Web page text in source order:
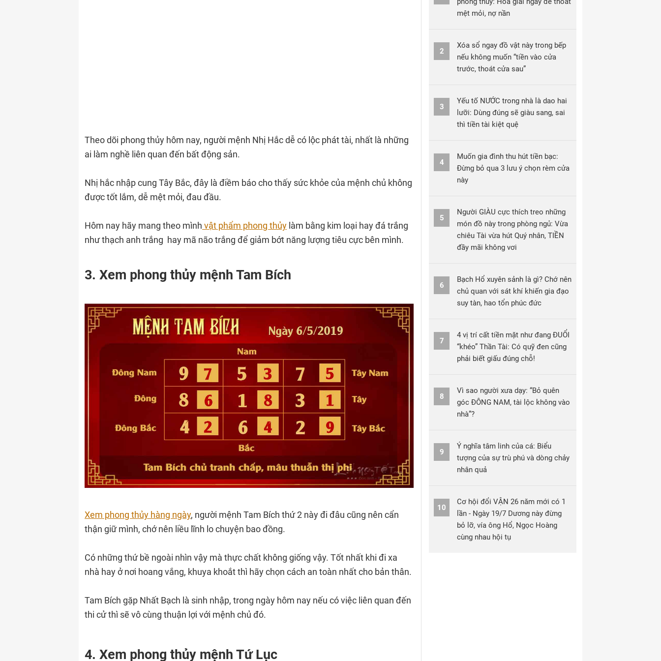
Theo dõi phong thủy hôm nay, người mệnh Nhị Hắc dễ có lộc phát tài, nhất là những
ai làm nghề liên quan đến bất động sản.
Nhị hắc nhập cung Tây Bắc, đây là điềm báo cho thấy sức khỏe của mệnh chủ không
được tốt lắm, dễ mệt mỏi, đau đầu.
Hôm nay hãy mang theo mình vật phẩm phong thủy làm bằng kim loại hay đá trắng
như thạch anh trắng hay mã não trắng để giảm bớt năng lượng tiêu cực bên mình.
3. Xem phong thủy mệnh Tam Bích
Xem phong thủy hàng ngày, người mệnh Tam Bích thứ 2 này đi đâu cũng nên cẩn
thận giữ mình, chớ nên liều lĩnh lo chuyện bao đồng.
Có những thứ bề ngoài nhìn vậy mà thực chất không giống vậy. Tốt nhất khi đi xa
nhà hay ở nơi hoang vắng, khuya khoắt thì hãy chọn cách an toàn nhất cho bản thân.
Tam Bích gặp Nhất Bạch là sinh nhập, trong ngày hôm nay nếu có việc liên quan đến
thi cử thì sẽ vô cùng thuận lợi với mệnh chủ đó.
4. Xem phong thủy mệnh Tứ Lục
mệt mỏi, nợ nần
2
Xóa sổ ngay đồ vật này trong bếp
nếu không muốn “tiền vào cửa
trước, thoát cửa sau”
3
Yếu tố NƯỚC trong nhà là dao hai
lưỡi: Dùng đúng sẽ giàu sang, sai
thì tiền tài kiệt quệ
4
Muốn gia đình thu hút tiền bạc:
Đừng bỏ qua 3 lưu ý chọn rèm cửa
này
5
Người GIÀU cực thích treo những
món đồ này trong phòng ngủ: Vừa
chiêu Tài vừa hút Quý nhân, TIỀN
đầy mãi không vơi
6
Bạch Hổ xuyên sảnh là gì? Chớ nên
chủ quan với sát khí khiến gia đạo
suy tàn, hao tổn phúc đức
7
4 vị trí cất tiền mặt như đang ĐUỔI
“khéo” Thần Tài: Có quỹ đen cũng
phải biết giấu đúng chỗ!
8
Vì sao người xưa dạy: “Bỏ quên
góc ĐÔNG NAM, tài lộc không vào
nhà”?
9
Ý nghĩa tâm linh của cá: Biểu
tượng của sự trù phú và dòng chảy
nhân quả
10
Cơ hội đổi VẬN 26 năm mới có 1
lần - Ngày 19/7 Dương này đừng
bỏ lỡ, vía ông Hổ, Ngọc Hoàng
cùng nhau hội tụ